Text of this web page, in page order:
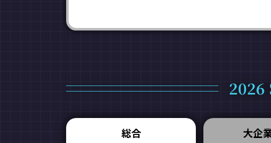
2026
総合 大企